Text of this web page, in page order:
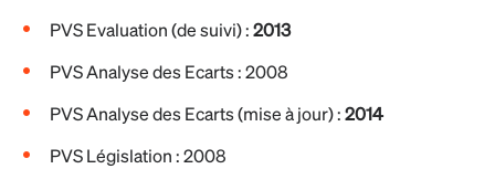
PVS Evaluation (de suivi) :2013
PVS Analyse des Ecarts : 2008
PVS Analyse des Ecarts (mise à jour) :2014
PVS Législation : 2008